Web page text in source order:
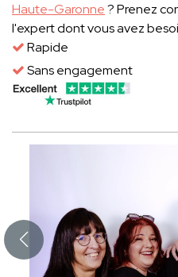
Haute-Garonne? Prenez
l'expert dont vous avez
Rapide
Sans engagement